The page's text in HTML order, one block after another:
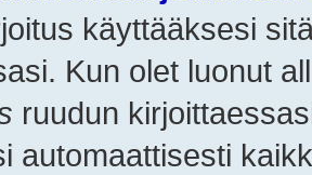
käyttääksesi
Kun olet luonut
ruudun
automaattisesti